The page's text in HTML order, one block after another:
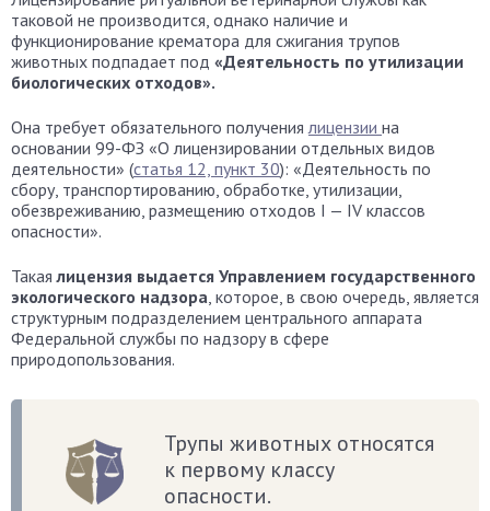
таковой не производится, однако наличие и
функционирование крематора для сжигания трупов
животных подпадает под «Деятельность по утилизации
биологических отходов».
Она требует обязательного получениялицензии на
основании 99-ФЗ «О лицензировании отдельных видов
деятельности» (статья 12, пункт 30): «Деятельность по
сбору, транспортированию, обработке, утилизации,
обезвреживанию, размещению отходов I — IV классов
опасности».
Такаялицензия выдается Управлением государственного
экологического надзора, которое, в свою очередь, является
структурным подразделением центрального аппарата
Федеральной службы по надзору в сфере
природопользования.
Трупы животных относятся
к первому классу
опасности.